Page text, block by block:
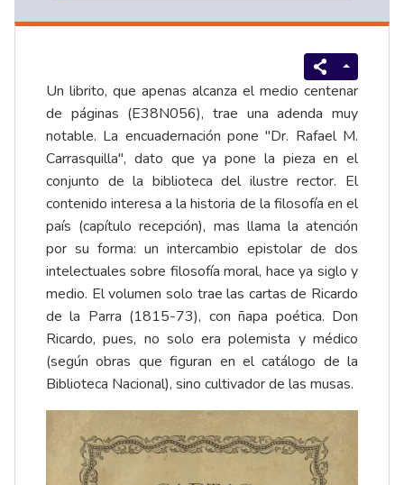
Un librito, que apenas alcanza el medio centenar
de páginas (E38N056), trae una adenda muy
notable. La encuadernación pone "Dr. Rafael M.
Carrasquilla", dato que ya pone la pieza en el
conjunto de la biblioteca del ilustre rector. El
contenido interesa a la historia de la filosofía en el
país (capítulo recepción), mas llama la atención
por su forma: un intercambio epistolar de dos
intelectuales sobre filosofía moral, hace ya siglo y
medio. El volumen solo trae las cartas de Ricardo
de la Parra (1815-73), con ñapa poética. Don
Ricardo, pues, no solo era polemista y médico
(según obras que figuran en el catálogo de la
Biblioteca Nacional), sino cultivador de las musas.